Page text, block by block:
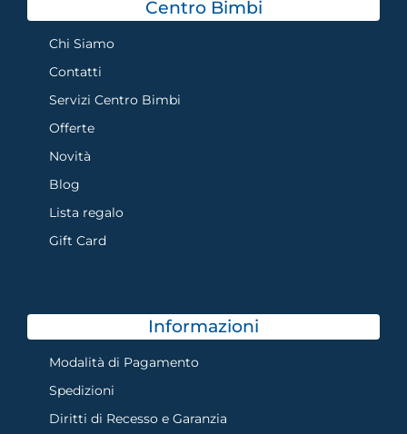
Centro Bimbi
Chi Siamo
Contatti
Servizi Centro Bimbi
Offerte
Novità
Blog
Lista regalo
Gift Card
Informazioni
Modalità di Pagamento
Spedizioni
Diritti di Recesso e Garanzia